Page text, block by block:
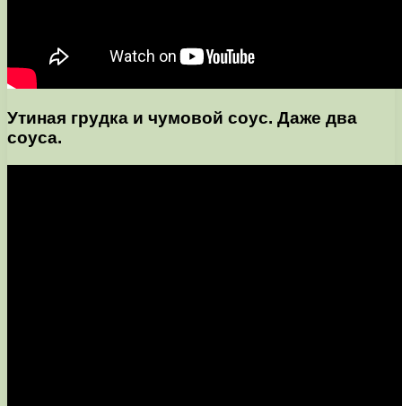
Утиная грудка и чумовой соус. Даже два
соуса.